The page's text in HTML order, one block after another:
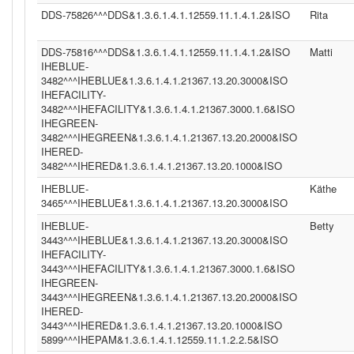
DDS-75826^^^DDS&1.3.6.1.4.1.12559.11.1.4.1.2&ISO Rita
DDS-75816^^^DDS&1.3.6.1.4.1.12559.11.1.4.1.2&ISO
IHEBLUE-
3482^^^IHEBLUE&1.3.6.1.4.1.21367.13.20.3000&ISO
IHEFACILITY-
3482^^^IHEFACILITY&1.3.6.1.4.1.21367.3000.1.6&ISO
IHEGREEN-
3482^^^IHEGREEN&1.3.6.1.4.1.21367.13.20.2000&ISO
IHERED-
3482^^^IHERED&1.3.6.1.4.1.21367.13.20.1000&ISO
Matti
IHEBLUE-
3465^^^IHEBLUE&1.3.6.1.4.1.21367.13.20.3000&ISO
Käthe
IHEBLUE-
3443^^^IHEBLUE&1.3.6.1.4.1.21367.13.20.3000&ISO
IHEFACILITY-
3443^^^IHEFACILITY&1.3.6.1.4.1.21367.3000.1.6&ISO
IHEGREEN-
3443^^^IHEGREEN&1.3.6.1.4.1.21367.13.20.2000&ISO
IHERED-
3443^^^IHERED&1.3.6.1.4.1.21367.13.20.1000&ISO
5899^^^IHEPAM&1.3.6.1.4.1.12559.11.1.2.2.5&ISO
Betty